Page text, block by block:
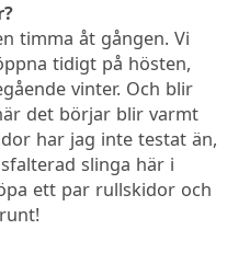
timma åt gången. Vi
tidigt på hösten,
vinter. Och blir
det börjar blir varmt
har jag inte testat än,
slinga här i
ett par rullskidor och